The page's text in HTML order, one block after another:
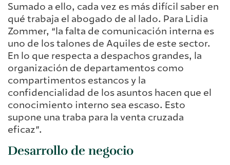
Sumado a ello, cada vez es más difícil saber en
qué trabaja el abogado de al lado. Para Lidia
Zommer, “la falta de comunicación interna es
uno de los talones de Aquiles de este sector.
En lo que respecta a despachos grandes, la
organización de departamentos como
compartimentos estancos y la
confidencialidad de los asuntos hacen que el
conocimiento interno sea escaso. Esto
supone una traba para la venta cruzada
eficaz”.
Desarrollo de negocio